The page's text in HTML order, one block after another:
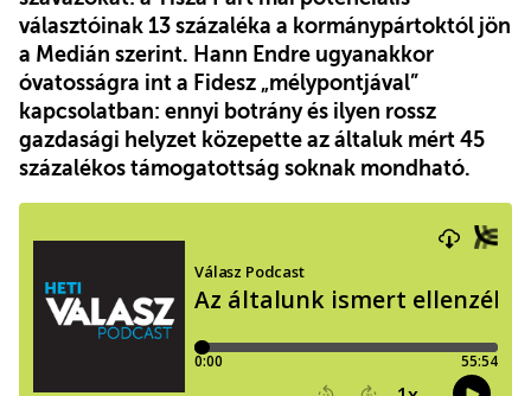
választóinak 13 százaléka a kormánypártoktól jön
a Medián szerint. Hann Endre ugyanakkor
óvatosságra int a Fidesz „mélypontjával”
kapcsolatban: ennyi botrány és ilyen rossz
gazdasági helyzet közepette az általuk mért 45
százalékos támogatottság soknak mondható.